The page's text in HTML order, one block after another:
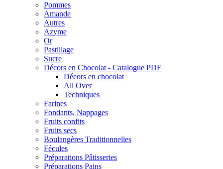
Pommes
Amande
Autres
Azyme
Or
Pastillage
Sucre
Décors en Chocolat - Catalogue PDF
Décors en chocolat
All Over
Techniques
Farines
Fondants, Nappages
Fruits confits
Fruits secs
Boulangères Traditionnelles
Fécules
Préparations Pâtisseries
Préparations Pains